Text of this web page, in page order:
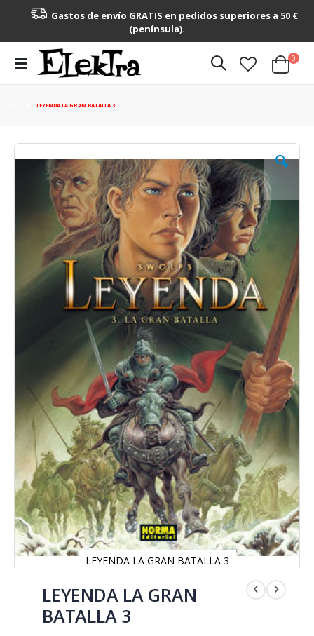
Gastos de envío GRATIS en pedidos superiores a 50 €
(península).
Toggle
Nav
Cart
0
LEYENDA LA GRAN BATALLA 3
Saltar
al
imágenes
LEYENDA LA GRAN BATALLA 3
comienzoLEYENDA LA GRAN
BATALLA 3